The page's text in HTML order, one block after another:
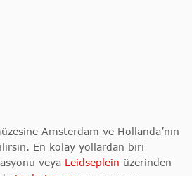
Amsterdam ve Hollanda’nın
En kolay yollardan biri
veya Leidseplein üzerinden